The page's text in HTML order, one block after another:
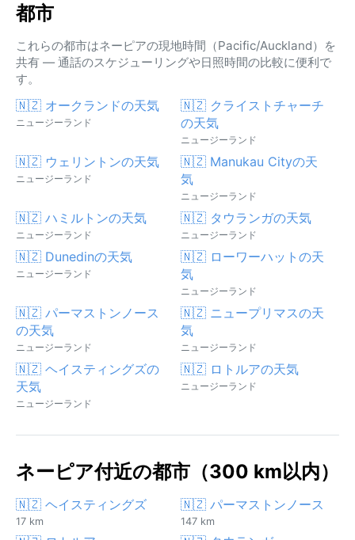
都市
これらの都市はネーピアの現地時間（Pacific/Auckland）を
共有 — 通話のスケジューリングや日照時間の比較に便利で
す。
🇳🇿 オークランドの天気
ニュージーランド
🇳🇿 クライストチャーチ
の天気
ニュージーランド
🇳🇿 ウェリントンの天気
ニュージーランド
🇳🇿 Manukau Cityの天
気
ニュージーランド
🇳🇿 ハミルトンの天気
ニュージーランド
🇳🇿 タウランガの天気
ニュージーランド
🇳🇿 Dunedinの天気
ニュージーランド
🇳🇿 ローワーハットの天
気
ニュージーランド
🇳🇿 パーマストンノース
の天気
ニュージーランド
🇳🇿 ニュープリマスの天
気
ニュージーランド
🇳🇿 ヘイスティングズの
天気
ニュージーランド
🇳🇿 ロトルアの天気
ニュージーランド
ネーピア付近の都市（300 km以内）
🇳🇿 ヘイスティングズ
17 km
🇳🇿 パーマストンノース
147 km